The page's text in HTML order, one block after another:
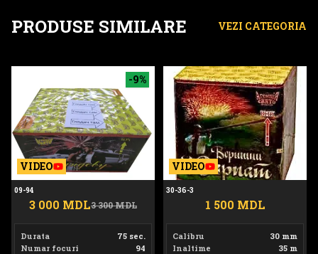
PRODUSE SIMILARE VEZI CATEGORIA
-9%
VIDEO
09-94
3 000 MDL3 300 MDL
Durata
75 sec.
Numar focuri
94
30-36-3
VIDEO
30-36-3
1 500 MDL
Calibru
30 mm
Inaltime
35 m